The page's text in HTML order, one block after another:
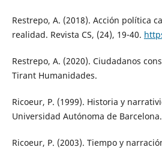
Restrepo, A. (2018). Acción política
realidad. Revista CS, (24), 19-40.
Restrepo, A. (2020). Ciudadanos
Tirant Humanidades.
Ricoeur, P. (1999). Historia y
Universidad Autónoma de Barcelona.
Ricoeur, P. (2003). Tiempo y